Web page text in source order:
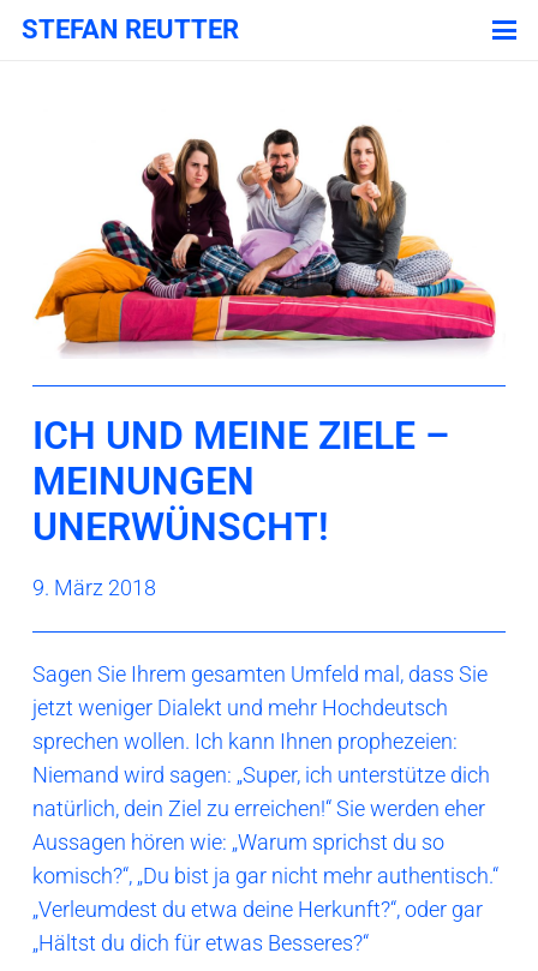
STEFAN REUTTER
ICH UND MEINE ZIELE –
MEINUNGEN
UNERWÜNSCHT!
9. März 2018
Sagen Sie Ihrem gesamten Umfeld mal, dass Sie
jetzt weniger Dialekt und mehr Hochdeutsch
sprechen wollen. Ich kann Ihnen prophezeien:
Niemand wird sagen: „Super, ich unterstütze dich
natürlich, dein Ziel zu erreichen!“ Sie werden eher
Aussagen hören wie: „Warum sprichst du so
komisch?“, „Du bist ja gar nicht mehr authentisch.“
„Verleumdest du etwa deine Herkunft?“, oder gar
„Hältst du dich für etwas Besseres?“